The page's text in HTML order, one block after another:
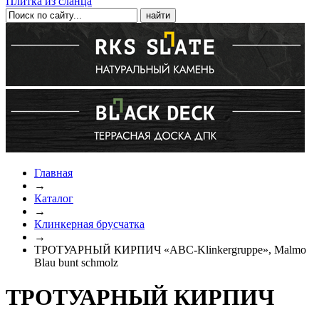
Главная
→
Каталог
→
Клинкерная брусчатка
→
ТРОТУАРНЫЙ КИРПИЧ «ABC-Klinkergruppe», Malmo
Blau bunt schmolz
ТРОТУАРНЫЙ КИРПИЧ